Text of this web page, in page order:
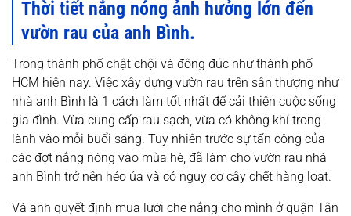
Thời tiết nắng nóng ảnh hưởng lớn đến
vườn rau của anh Bình.
Trong thành phố chật chội và đông đúc như thành phố
HCM hiện nay. Việc xây dựng vườn rau trên sân thượng như
nhà anh Bình là 1 cách làm tốt nhất để cải thiện cuộc sống
gia đình. Vừa cung cấp rau sạch, vừa có không khí trong
lành vào mỗi buổi sáng. Tuy nhiên trước sự tấn công của
các đợt nắng nóng vào mùa hè, đã làm cho vườn rau nhà
anh Bình trở nên héo úa và có nguy cơ cây chết hàng loạt.
Và anh quyết định mua lưới che nắng cho mình ở quận Tân